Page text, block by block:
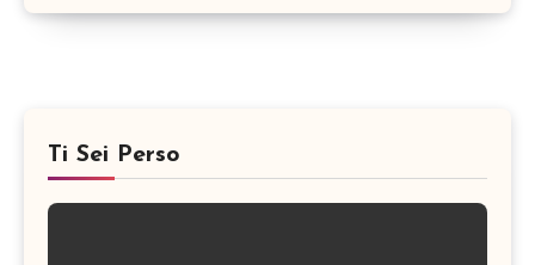
Ti Sei Perso